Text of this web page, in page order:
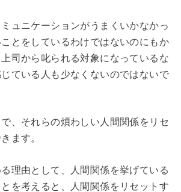
ミュニケーションがうまくいかなかっ
とをしているわけではないのにもか
司から叱られる対象になっているな
ている人も少なくないのではないで
、それらの煩わしい人間関係をリセ
ます。
理由として、人間関係を挙げている
を考えると、人間関係をリセットす